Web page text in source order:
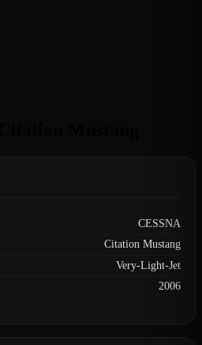
CESSNA
Citation Mustang
Very-Light-Jet
2006